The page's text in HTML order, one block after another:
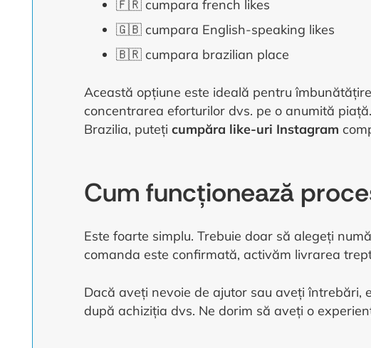
🇫🇷 cumpara french likes
🇬🇧 cumpara English-speaking likes
🇧🇷 cumpara brazilian place
Această opțiune este ideală pentru
concentrarea eforturilor dvs. pe o anumită
Brazilia, puteți cumpăra like-uri Instagram
Cum funcționează
Este foarte simplu. Trebuie doar să alegeți
comanda este confirmată, activăm livrarea
Dacă aveți nevoie de ajutor sau aveți
după achiziția dvs. Ne dorim să aveți o